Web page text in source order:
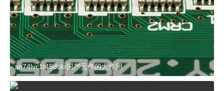
sn74lvc1t45dckr国产元件的大作用
2024-03-27 15:23:21 杂谈